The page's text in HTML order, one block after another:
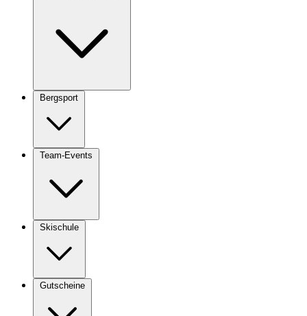
Bergsport
Team-Events
Skischule
Gutscheine